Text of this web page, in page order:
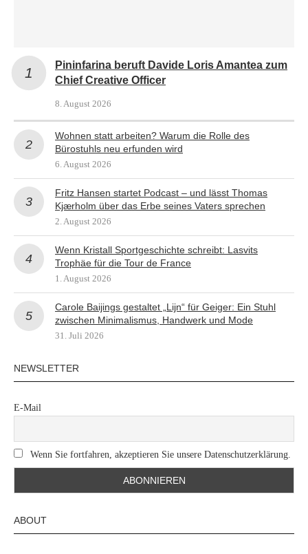
Pininfarina beruft Davide Loris Amantea zum
Chief Creative Officer
8. August 2026
Wohnen statt arbeiten? Warum die Rolle des
Bürostuhls neu erfunden wird
6. August 2026
Fritz Hansen startet Podcast – und lässt Thomas
Kjærholm über das Erbe seines Vaters sprechen
2. August 2026
Wenn Kristall Sportgeschichte schreibt: Lasvits
Trophäe für die Tour de France
1. August 2026
Carole Baijings gestaltet „Lijn“ für Geiger: Ein Stuhl
zwischen Minimalismus, Handwerk und Mode
31. Juli 2026
NEWSLETTER
E-Mail
Wenn Sie fortfahren, akzeptieren Sie unsere Datenschutzerklärung.
ABOUT